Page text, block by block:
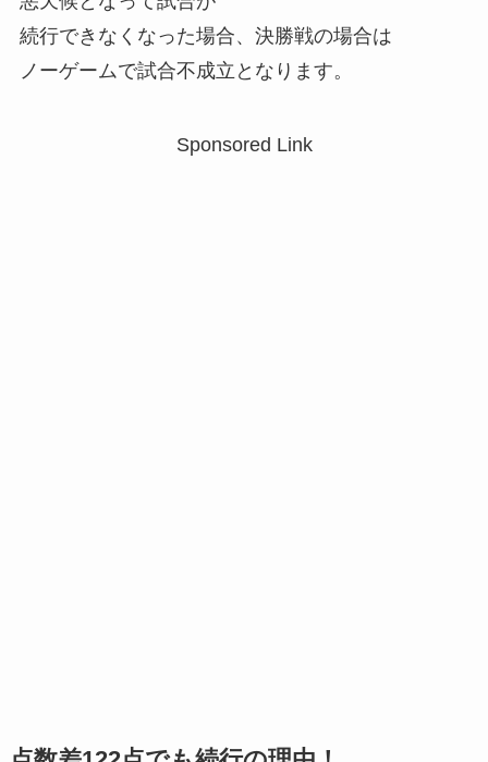
続行できなくなった場合、決勝戦の場合は
ノーゲームで試合不成立となります。
Sponsored Link